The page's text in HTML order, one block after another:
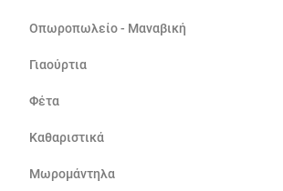
Οπωροπωλείο - Μαναβική
Γιαούρτια
Φέτα
Καθαριστικά
Μωρομάντηλα